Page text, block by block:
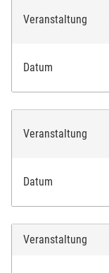
Veranstaltung
Datum
Veranstaltung
Datum
Veranstaltung